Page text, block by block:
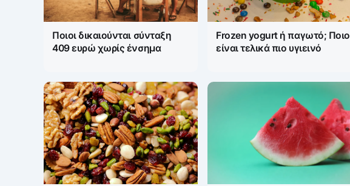
Ποιοι δικαιούνται σύνταξη
409 ευρώ χωρίς ένσημα
Frozen yogurt ή παγωτό; Ποιο
είναι τελικά πιο υγιεινό